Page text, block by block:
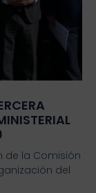
de la Comisión
del